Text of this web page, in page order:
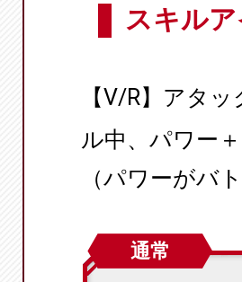
スキル
【V/R】アタッ
ル中、パワー＋
（パワーがバ
通常